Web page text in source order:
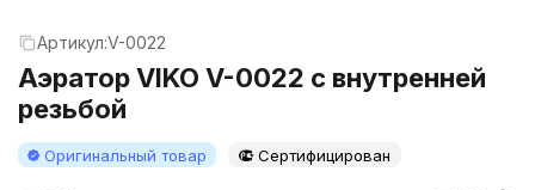
Артикул:V-0022
Аэратор VIKO V-0022 c внутренней
резьбой
Оригинальный товар Сертифицирован